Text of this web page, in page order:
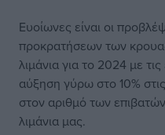
Ευοίωνες είναι οι
προκρατήσεων των
λιμάνια για το 2024 με
αύξηση γύρω στο 10%
στον αριθμό των
λιμάνια μας.